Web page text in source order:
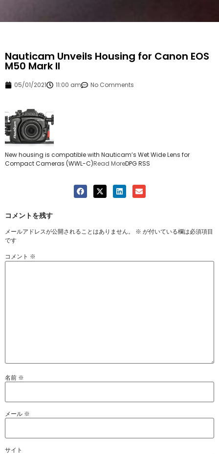
Nauticam Unveils Housing for Canon EOS
M50 Mark II
05/01/2021 11:00 am No Comments
New housing is compatible with Nauticam’s Wet Wide Lens for
Compact Cameras (WWL-C)Read MoreDPG RSS
コメントを残す
メールアドレスが公開されることはありません。 ※ が付いている欄は必須項目
です
コメント ※
名前 ※
メール ※
サイト